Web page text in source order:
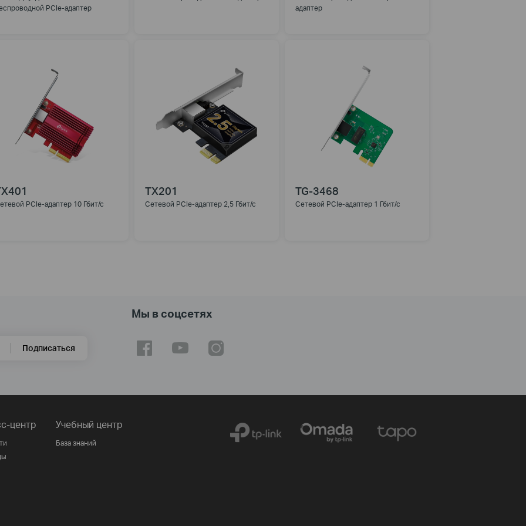
PCIe-адаптер
адаптер
PCIe-адаптер 10 Гбит/с
TX201
Сетевой PCIe-адаптер 2,5 Гбит/с
TG-3468
Сетевой PCIe-адаптер 1 Гбит/с
Подписаться
Мы в соцсетях
центр Учебный центр
База знаний